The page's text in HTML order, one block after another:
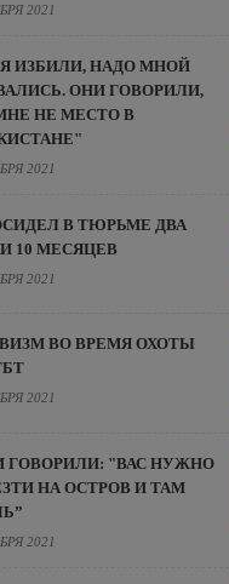
2021
ИЗБИЛИ, НАДО МНОЙ
ОНИ ГОВОРИЛИ,
НЕ МЕСТО В
2021
В ТЮРЬМЕ ДВА
10 МЕСЯЦЕВ
2021
ВО ВРЕМЯ ОХОТЫ
2021
ГОВОРИЛИ: "ВАС НУЖНО
НА ОСТРОВ И ТАМ
2021